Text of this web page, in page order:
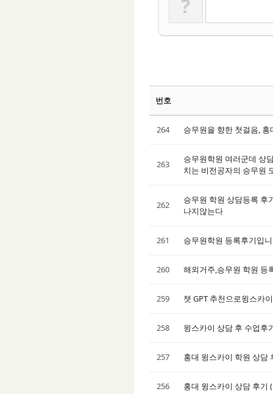
?
번호
264 승무원을 향한 첫걸음,
263
승무원학원 여러군데 상
치는 비전공자의 승무원
262
승무원 학원 상담등록 후
나지않는다
261 승무원학원 등록후기입
260 해외거주,승무원 학원 등
259 챗 GPT 추천으로윙스카
258 윙스카이 상담 후 수업후
257 홍대 윙스카이 학원 상담
256 홍대 윙스카이 상담 후기